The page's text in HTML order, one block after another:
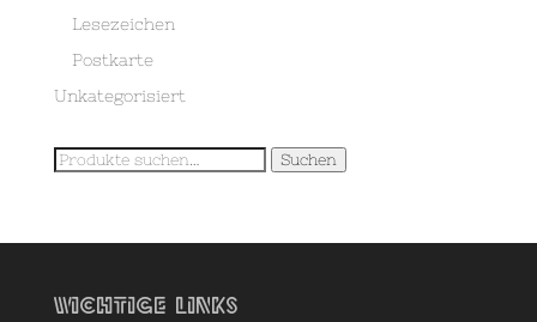
Lesezeichen
Postkarte
Unkategorisiert
Suche
Suchen
Wichtige Links